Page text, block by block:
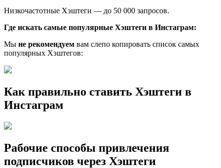
Низкочастотные Хэштеги — до 50 000 запросов.
Где искать самые популярные Хэштеги в Инстаграм:
Мы не рекомендуем вам слепо копировать список самых
популярных Хэштегов:
Как правильно ставить Хэштеги в
Инстаграм
Рабочие способы привлечения
подписчиков через Хэштеги